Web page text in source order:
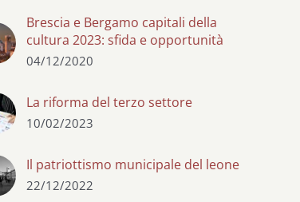
Brescia e Bergamo capitali della
cultura 2023: sfida e opportunità
04/12/2020
La riforma del terzo settore
10/02/2023
Il patriottismo municipale del leone
22/12/2022